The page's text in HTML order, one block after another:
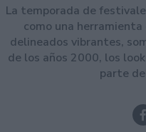
La temporada de
como una
delineados vibrantes,
de los años 2000, los
parte